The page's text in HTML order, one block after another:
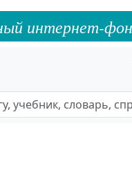
интернет-